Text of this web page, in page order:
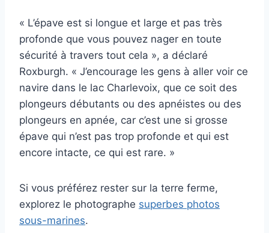
« L’épave est si longue et large et pas très
profonde que vous pouvez nager en toute
sécurité à travers tout cela », a déclaré
Roxburgh. « J’encourage les gens à aller voir ce
navire dans le lac Charlevoix, que ce soit des
plongeurs débutants ou des apnéistes ou des
plongeurs en apnée, car c’est une si grosse
épave qui n’est pas trop profonde et qui est
encore intacte, ce qui est rare. »
Si vous préférez rester sur la terre ferme,
explorez le photographe superbes photos
sous-marines.